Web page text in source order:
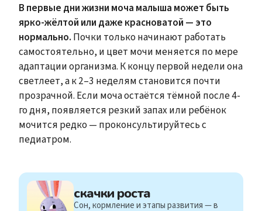
В первые дни жизни моча малыша может быть
ярко-жёлтой или даже красноватой — это
нормально. Почки только начинают работать
самостоятельно, и цвет мочи меняется по мере
адаптации организма. К концу первой недели она
светлеет, а к 2–3 неделям становится почти
прозрачной. Если моча остаётся тёмной после 4-
го дня, появляется резкий запах или ребёнок
мочится редко — проконсультируйтесь с
педиатром.
скачки роста
Сон, кормление и этапы развития — в